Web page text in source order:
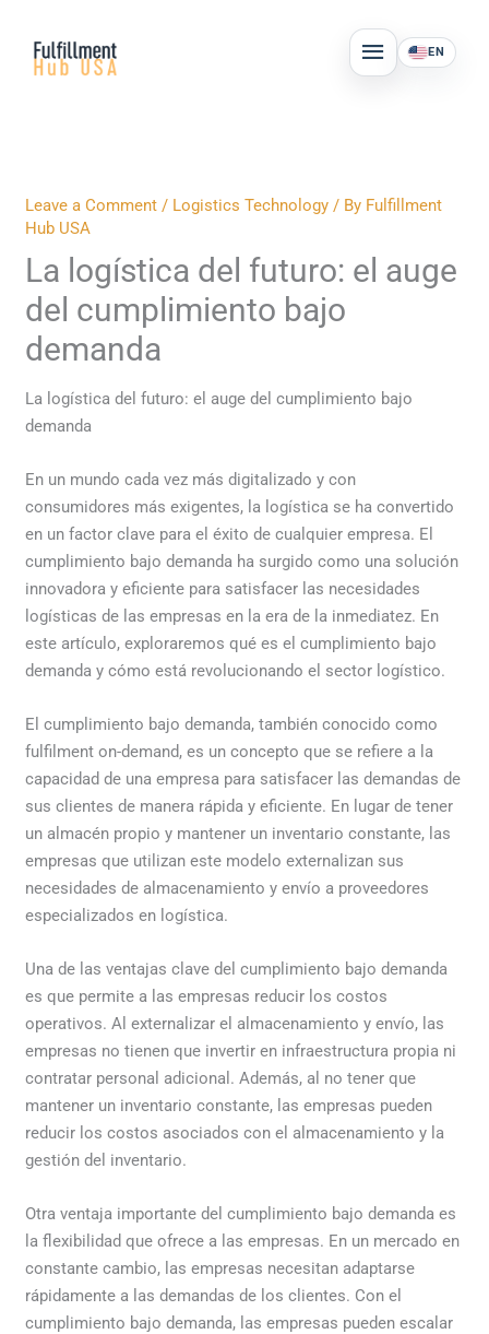
content
MAIN
MENU
EN
Leave a Comment / Logistics Technology / By Fulfillment
Hub USA
La logística del futuro: el auge
del cumplimiento bajo
demanda
La logística del futuro: el auge del cumplimiento bajo
demanda
En un mundo cada vez más digitalizado y con
consumidores más exigentes, la logística se ha convertido
en un factor clave para el éxito de cualquier empresa. El
cumplimiento bajo demanda ha surgido como una solución
innovadora y eficiente para satisfacer las necesidades
logísticas de las empresas en la era de la inmediatez. En
este artículo, exploraremos qué es el cumplimiento bajo
demanda y cómo está revolucionando el sector logístico.
El cumplimiento bajo demanda, también conocido como
fulfilment on-demand, es un concepto que se refiere a la
capacidad de una empresa para satisfacer las demandas de
sus clientes de manera rápida y eficiente. En lugar de tener
un almacén propio y mantener un inventario constante, las
empresas que utilizan este modelo externalizan sus
necesidades de almacenamiento y envío a proveedores
especializados en logística.
Una de las ventajas clave del cumplimiento bajo demanda
es que permite a las empresas reducir los costos
operativos. Al externalizar el almacenamiento y envío, las
empresas no tienen que invertir en infraestructura propia ni
contratar personal adicional. Además, al no tener que
mantener un inventario constante, las empresas pueden
reducir los costos asociados con el almacenamiento y la
gestión del inventario.
Otra ventaja importante del cumplimiento bajo demanda es
la flexibilidad que ofrece a las empresas. En un mercado en
constante cambio, las empresas necesitan adaptarse
rápidamente a las demandas de los clientes. Con el
cumplimiento bajo demanda, las empresas pueden escalar